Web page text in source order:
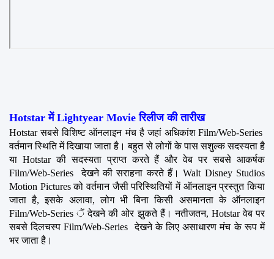
Hotstar में Lightyear Movie रिलीज की तारीख
Hotstar सबसे विशिष्ट ऑनलाइन मंच है जहां अधिकांश Film/Web-Series
वर्तमान स्थिति में दिखाया जाता है। बहुत से लोगों के पास सशुल्क सदस्यता है
या Hotstar की सदस्यता प्राप्त करते हैं और वेब पर सबसे आकर्षक
Film/Web-Series  देखने की सराहना करते हैं। Walt Disney Studios
Motion Pictures को वर्तमान जैसी परिस्थितियों में ऑनलाइन प्रस्तुत किया
जाता है, इसके अलावा, लोग भी बिना किसी असमानता के ऑनलाइन
Film/Web-Series ें देखने की ओर झुकते हैं। नतीजतन, Hotstar वेब पर
सबसे दिलचस्प Film/Web-Series  देखने के लिए असाधारण मंच के रूप में
भर जाता है।